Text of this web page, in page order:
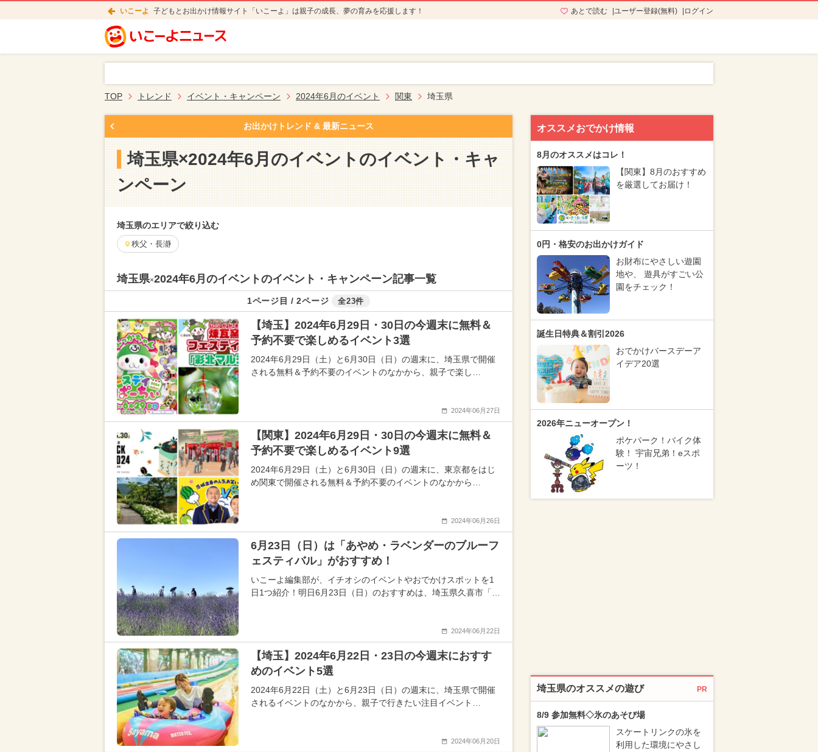
いこーよ 子どもとお出かけ情報サイト「いこーよ」は親子の成長、夢の育みを応援します！ あとで読む ユーザー登録(無料) ログイン
TOP トレンド イベント・キャンペーン 2024年6月のイベント 関東 埼玉県
お出かけトレンド & 最新ニュース
埼玉県×2024年6月のイベントのイベント・キャ
ンペーン
埼玉県のエリアで絞り込む
秩父・長瀞
埼玉県×2024年6月のイベントのイベント・キャンペーン記事一覧
1ページ目 / 2ページ 全23件
【埼玉】2024年6月29日・30日の今週末に無料＆
予約不要で楽しめるイベント3選
2024年6月29日（土）と6月30日（日）の週末に、埼玉県で開催
される無料＆予約不要のイベントのなかから、親子で楽し…
2024年06月27日
【関東】2024年6月29日・30日の今週末に無料＆
予約不要で楽しめるイベント9選
2024年6月29日（土）と6月30日（日）の週末に、東京都をはじ
め関東で開催される無料＆予約不要のイベントのなかから…
2024年06月26日
6月23日（日）は「あやめ・ラベンダーのブルーフ
ェスティバル」がおすすめ！
いこーよ編集部が、イチオシのイベントやおでかけスポットを1
日1つ紹介！明日6月23日（日）のおすすめは、埼玉県久喜市「…
2024年06月22日
【埼玉】2024年6月22日・23日の今週末におすす
めのイベント5選
2024年6月22日（土）と6月23日（日）の週末に、埼玉県で開催
されるイベントのなかから、親子で行きたい注目イベント…
2024年06月20日
オススメおでかけ情報
8月のオススメはコレ！
【関東】8月のおすすめ
を厳選してお届け！
0円・格安のお出かけガイド
お財布にやさしい遊園
地や、 遊具がすごい公
園をチェック！
誕生日特典＆割引2026
おでかけバースデーア
イデア20選
2026年ニューオープン！
ポケパーク！バイク体
験！ 宇宙兄弟！eスポ
ーツ！
埼玉県のオススメの遊び PR
8/9 参加無料◇氷のあそび場
スケートリンクの氷を
利用した環境にやさし